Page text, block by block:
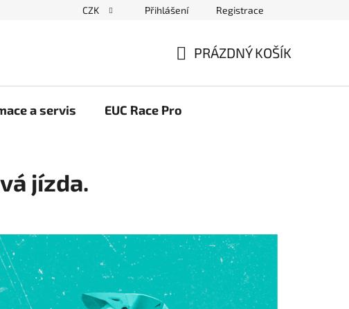
Blog elektrovozítka Obchodní podmínky
CZK Přihlášení Registrace
PRÁZDNÝ KOŠÍK
a servis EUC Race Pro
jízda.